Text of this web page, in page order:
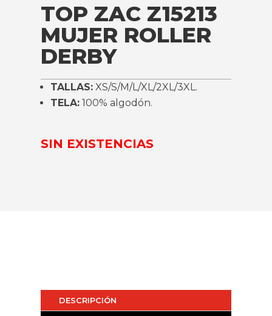
TOP ZAC Z15213
MUJER ROLLER
DERBY
TALLAS: XS/S/M/L/XL/2XL/3XL.
TELA: 100% algodón.
SIN EXISTENCIAS
DESCRIPCIÓN